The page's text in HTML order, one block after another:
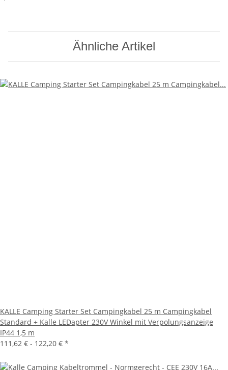
Ähnliche Artikel
KALLE Camping Starter Set Campingkabel 25 m Campingkabel
Standard + Kalle LEDapter 230V Winkel mit Verpolungsanzeige
IP44 1,5 m
111,62 € - 122,20 € *